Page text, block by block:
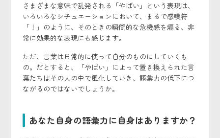
さまざまな意味で乱発される「やばい」という表現は、
いろいろなシチュエーションにおいて、まるで感嘆符
「！」のように、そのときの瞬間的な危機感を煽る、非
常に効果的な表現にも感じます。
ただ、言葉は日常的に使って自分のものにしていくも
の。だとすると、「やばい」によって置き換えられた言
葉たちはその人の中で風化していき、語彙力の低下につ
ながるのではないでしょうか。
あなた自身の語彙力に自身はありますか？